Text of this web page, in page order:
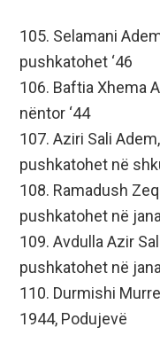
105. Selamani
pushkatohet ‘46
106. Baftia Xhema
nëntor ‘44
107. Aziri Sali
pushkatohet në
108. Ramadush
pushkatohet në
109. Avdulla Azir
pushkatohet në
110. Durmishi
1944, Podujevë